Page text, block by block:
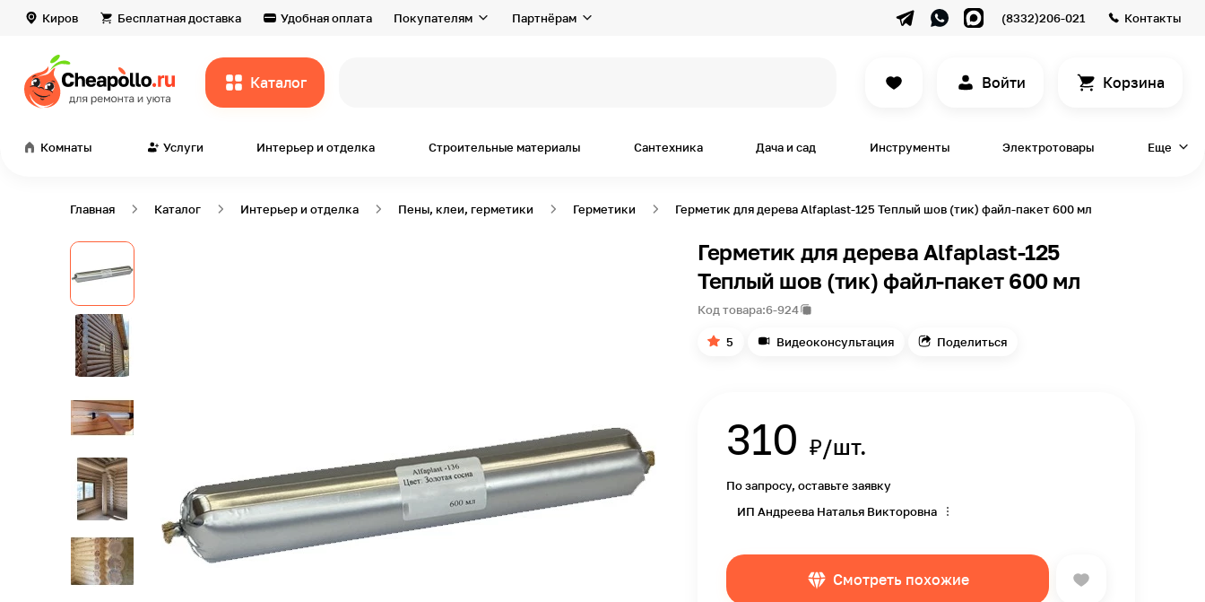
Киров Бесплатная доставка Удобная оплата Покупателям Партнёрам (8332)206-021 Контакты
Каталог Войти Корзина
Комнаты Услуги Интерьер и отделка Строительные материалы Сантехника Дача и сад Инструменты Электротовары Еще
Главная Каталог Интерьер и отделка Пены, клеи, герметики Герметики Герметик для дерева Alfaplast-125 Теплый шов (тик) файл-пакет 600 мл
Герметик для дерева Alfaplast-125
Теплый шов (тик) файл-пакет 600 мл
Код товара:6-924
5 Видеоконсультация Поделиться
310 ₽/шт.
По запросу, оставьте заявку
ИП Андреева Наталья Викторовна
Смотреть похожие